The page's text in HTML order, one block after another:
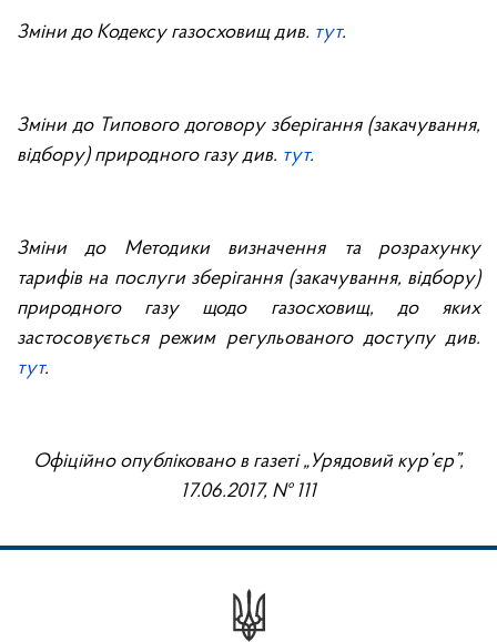
Зміни до Кодексу газосховищ див. тут.
Зміни до Типового договору зберігання (закачування,
відбору) природного газу див. тут.
Зміни до Методики визначення та розрахунку
тарифів на послуги зберігання (закачування, відбору)
природного газу щодо газосховищ, до яких
застосовується режим регульованого доступу див.
тут.
Офіційно опублікованов газеті „Урядовий кур’єр”,
17.06.2017, № 111